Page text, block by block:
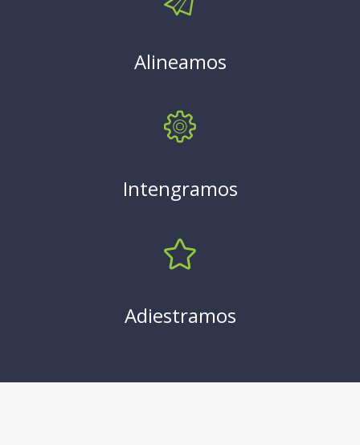
Alineamos
Intengramos
Adiestramos